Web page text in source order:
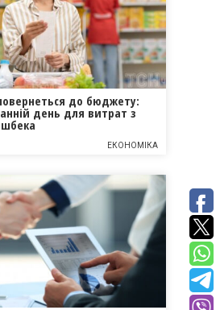
до бюджету:
день для витрат з
ЕКОНОМІКА